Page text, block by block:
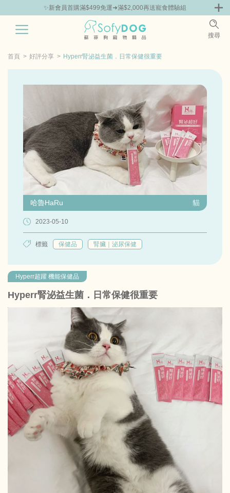
✨新會員首購滿$499免運➜滿$2,000再送寵食體驗組
搜尋
零食專區 飼料 | 凍乾優惠組 主食罐 | 餐包優惠
首頁 好評分享 Hyperr腎泌益生菌．日常保健很重要
哈魯HaRu 貓
2023-05-10
標籤 保健品 腎臟｜泌尿保健
Hyperr超躍 機能保健品
Hyperr腎泌益生菌．日常保健很重要